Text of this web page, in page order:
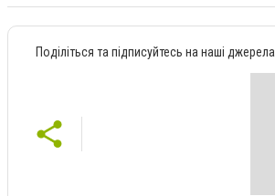
Поділіться та підписуйтесь на наші джерела